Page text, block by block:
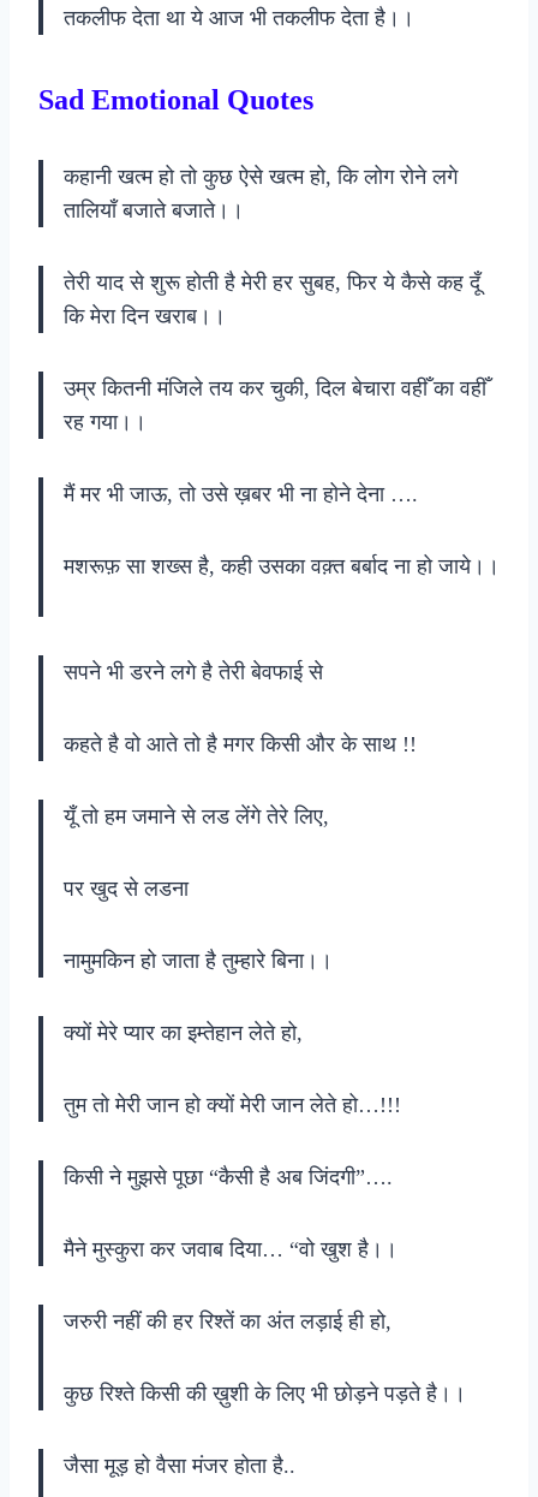
तकलीफ देता था ये आज भी तकलीफ देता है।।
Sad Emotional Quotes
कहानी खत्म हो तो कुछ ऐसे खत्म हो, कि लोग रोने लगे
तालियाँ बजाते बजाते।।
तेरी याद से शुरू होती है मेरी हर सुबह, फिर ये कैसे कह दूँ
कि मेरा दिन खराब।।
उम्र कितनी मंजिले तय कर चुकी, दिल बेचारा वहीँ का वहीँ
रह गया।।
मैं मर भी जाऊ, तो उसे ख़बर भी ना होने देना ….
मशरूफ़ सा शख्स है, कही उसका वक़्त बर्बाद ना हो जाये।।
सपने भी डरने लगे है तेरी बेवफाई से
कहते है वो आते तो है मगर किसी और के साथ !!
यूँ तो हम जमाने से लड लेंगे तेरे लिए,
पर खुद से लडना
नामुमकिन हो जाता है तुम्हारे बिना।।
क्यों मेरे प्यार का इम्तेहान लेते हो,
तुम तो मेरी जान हो क्यों मेरी जान लेते हो…!!!
किसी ने मुझसे पूछा “कैसी है अब जिंदगी”….
मैने मुस्कुरा कर जवाब दिया… “वो खुश है।।
जरुरी नहीं की हर रिश्तें का अंत लड़ाई ही हो,
कुछ रिश्ते किसी की ख़ुशी के लिए भी छोड़ने पड़ते है।।
जैसा मूड़ हो वैसा मंजर होता है..